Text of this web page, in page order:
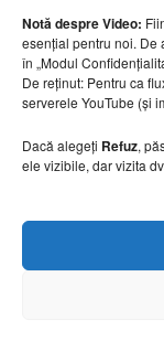
Notă despre Video:
esențial pentru noi. De
în „Modul
De reținut: Pentru ca
serverele YouTube (și
Dacă alegeți Refuz,
ele vizibile, dar vizita
Cele mai
7 august 2026
Ouse Valley
7 august 2026